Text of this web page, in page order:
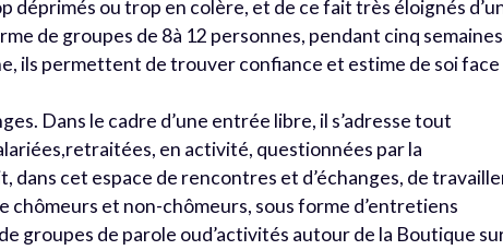
déprimés ou trop en colère, et de ce fait très éloignés
de groupes de 8à 12 personnes, pendant cinq
ils permettent de trouver confiance et estime de soi face
Dans le cadre d’une entrée libre, il s’adresse tout
en activité, questionnées par la
dans cet espace de rencontres et d’échanges, de
chômeurs et non-chômeurs, sous forme d’entretiens
groupes de parole oud’activités autour de la Boutique